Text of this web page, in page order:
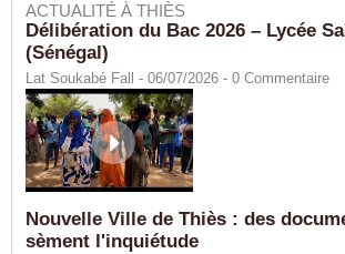
ACTUALITÉ À THIÈS
Délibération du Bac 2026 – Lycée
(Sénégal)
Lat Soukabé Fall - 06/07/2026 - 0 Commentaire
Nouvelle Ville de Thiès : des
sèment l'inquiétude